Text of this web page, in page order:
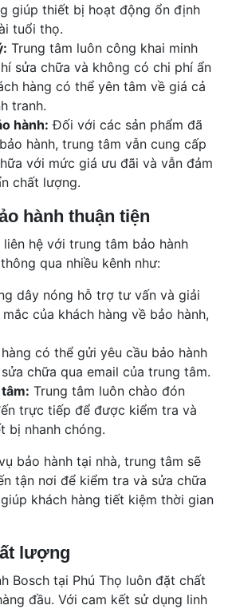
giúp thiết bị hoạt động ổn định
tuổi thọ.
Trung tâm luôn công khai minh
sửa chữa và không có chi phí ẩn
hàng có thể yên tâm về giá cả
tranh.
hành: Đối với các sản phẩm đã
hành, trung tâm vẫn cung cấp
với mức giá ưu đãi và vẫn đảm
chất lượng.
hành thuận tiện
liên hệ với trung tâm bảo hành
qua nhiều kênh như:
dây nóng hỗ trợ tư vấn và giải
của khách hàng về bảo hành,
hàng có thể gửi yêu cầu bảo hành
chữa qua email của trung tâm.
Trung tâm luôn chào đón
trực tiếp để được kiểm tra và
bị nhanh chóng.
bảo hành tại nhà, trung tâm sẽ
tận nơi để kiểm tra và sửa chữa
khách hàng tiết kiệm thời gian
lượng
Bosch tại Phú Thọ luôn đặt chất
đầu. Với cam kết sử dụng linh